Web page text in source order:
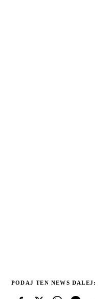
PODAJ TEN NEWS DALEJ: